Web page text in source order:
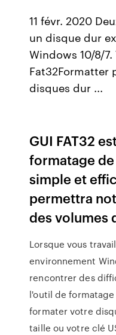
11 févr. 2020
un disque dur
Windows 10/8/
Fat32Formatter
disques dur ...
GUI FAT32
formatage
simple et
permettra
des volumes
Lorsque vous
environnement
rencontrer des
l'outil de
formater votre
taille ou votre clé